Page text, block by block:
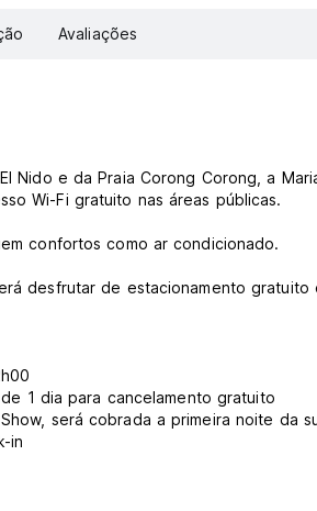
Avaliações
Nido e da Praia Corong Corong, a
Wi-Fi gratuito nas áreas públicas.
confortos como ar condicionado.
desfrutar de estacionamento gratuito
1 dia para cancelamento gratuito
será cobrada a primeira noite da
in